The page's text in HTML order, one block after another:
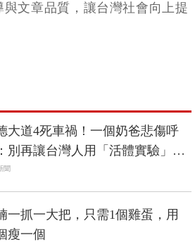
文章品質，讓台灣社會向上提
大道4死車禍！一個奶爸悲傷呼
別再讓台灣人用「活體實驗」來
車子安全
聞
一抓一大把，只需1個雞蛋，用
瘦一個